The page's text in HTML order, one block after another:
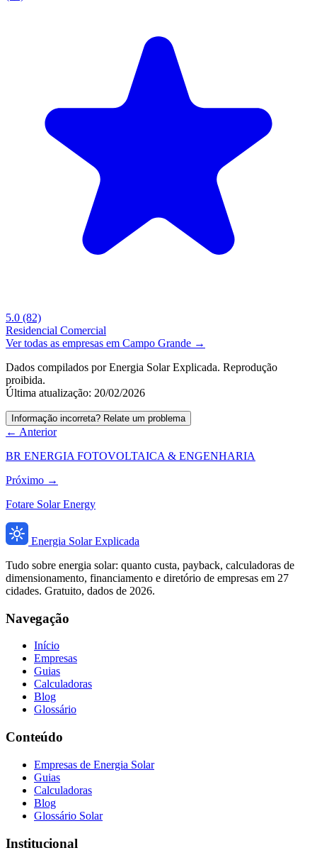
5.0 (82)
Residencial Comercial
Ver todas as empresas em Campo Grande →
Dados compilados por Energia Solar Explicada. Reprodução
proibida.
Última atualização: 20/02/2026
Informação incorreta? Relate um problema
← Anterior
BR ENERGIA FOTOVOLTAICA & ENGENHARIA
Próximo →
Fotare Solar Energy
Energia Solar Explicada
Tudo sobre energia solar: quanto custa, payback, calculadoras de
dimensionamento, financiamento e diretório de empresas em 27
cidades. Gratuito, dados de 2026.
Navegação
Início
Empresas
Guias
Calculadoras
Blog
Glossário
Conteúdo
Empresas de Energia Solar
Guias
Calculadoras
Blog
Glossário Solar
Institucional